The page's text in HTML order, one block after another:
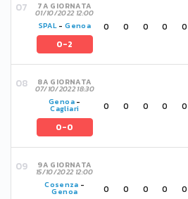
7A GIORNATA
01/10/2022 12:00
SPAL -Genoa
0-2
0 0 0 0 0
8A GIORNATA
07/10/2022 18:30
Genoa-
Cagliari
0-0
0 0 0 0 0
9A GIORNATA
15/10/2022 12:00
Cosenza -
Genoa 0 0 0 0 0